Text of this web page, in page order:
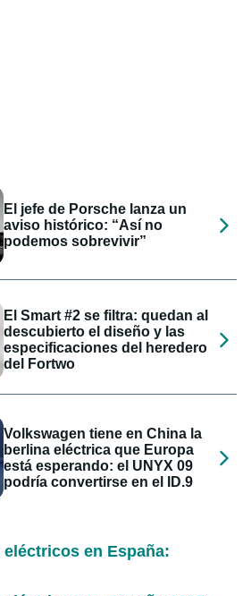
El jefe de Porsche lanza un
aviso histórico: “Así no
podemos sobrevivir”
El Smart #2 se filtra: quedan al
descubierto el diseño y las
especificaciones del heredero
del Fortwo
Volkswagen tiene en China la
berlina eléctrica que Europa
está esperando: el UNYX 09
podría convertirse en el ID.9
en España: